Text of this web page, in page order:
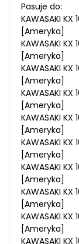
Pasuje do:
KAWASAKI
[Ameryka]
KAWASAKI
[Ameryka]
KAWASAKI
[Ameryka]
KAWASAKI
[Ameryka]
KAWASAKI
[Ameryka]
KAWASAKI
[Ameryka]
KAWASAKI
[Ameryka]
KAWASAKI
[Ameryka]
KAWASAKI
[Ameryka]
KAWASAKI